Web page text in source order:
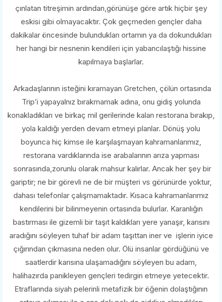
çınlatan titreşimin ardından,görünüşe göre artık hiçbir şey
eskisi gibi olmayacaktır. Çok geçmeden gençler daha
dakikalar öncesinde bulundukları ortamın ya da dokundukları
her hangi bir nesnenin kendileri için yabancılaştığı hissine
kapılmaya başlarlar.
Arkadaşlarının isteğini kıramayan Gretchen, çölün ortasında
Trip’i yapayalnız bırakmamak adına, onu gidiş yolunda
konakladıkları ve birkaç mil gerilerinde kalan restorana bırakıp,
yola kaldığı yerden devam etmeyi planlar. Dönüş yolu
boyunca hiç kimse ile karşılaşmayan kahramanlarımız,
restorana vardıklarında ise arabalarının arıza yapması
sonrasında,zorunlu olarak mahsur kalırlar. Ancak her şey bir
gariptir; ne bir görevli ne de bir müşteri vs görünürde yoktur,
dahası telefonlar çalışmamaktadır. Kısaca kahramanlarımız
kendilerini bir bilinmeyenin ortasında bulurlar. Karanlığın
bastırması ile gizemli bir taşıt kaldıkları yere yanaşır, karısını
aradığını söyleyen tuhaf bir adam taşıttan iner ve işlerin iyice
çığırından çıkmasına neden olur. Ölü insanlar gördüğünü ve
saatlerdir karısına ulaşamadığını söyleyen bu adam,
halihazırda panikleyen gençleri tedirgin etmeye yetecektir.
Etraflarında siyah pelerinli metafizik bir öğenin dolaştığının